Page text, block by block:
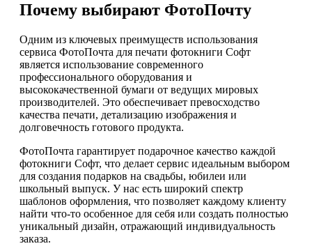
Почему выбирают ФотоПочту
Одним из ключевых преимуществ использования
сервиса ФотоПочта для печати фотокниги Софт
является использование современного
профессионального оборудования и
высококачественной бумаги от ведущих мировых
производителей. Это обеспечивает превосходство
качества печати, детализацию изображения и
долговечность готового продукта.
ФотоПочта гарантирует подарочное качество каждой
фотокниги Софт, что делает сервис идеальным выбором
для создания подарков на свадьбы, юбилеи или
школьный выпуск. У нас есть широкий спектр
шаблонов оформления, что позволяет каждому клиенту
найти что-то особенное для себя или создать полностью
уникальный дизайн, отражающий индивидуальность
заказа.